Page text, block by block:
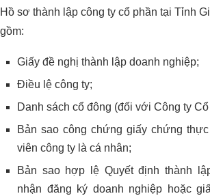
Hồ sơ thành lập công ty cổ phần tại Tỉnh
gồm:
Giấy đề nghị thành lập doanh nghiệp;
Điều lệ công ty;
Danh sách cổ đông (đối với Công ty
Bản sao công chứng giấy chứng
viên công ty là cá nhân;
Bản sao hợp lệ Quyết định thành
nhận đăng ký doanh nghiệp hoặc